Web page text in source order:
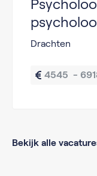
Drachten
4545  -
Bekijk alle